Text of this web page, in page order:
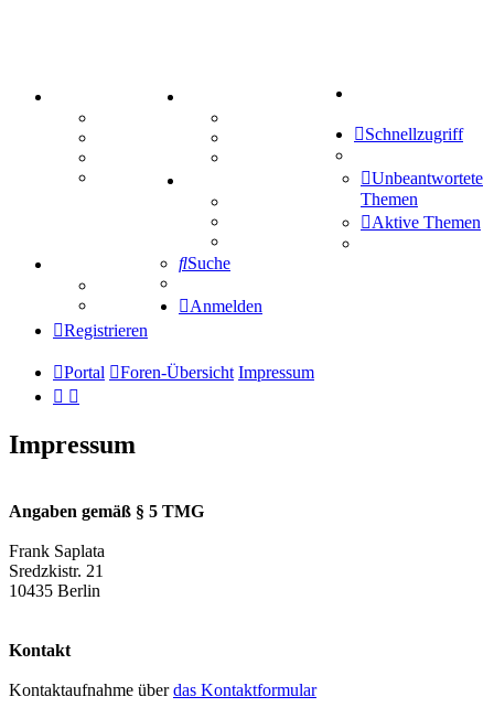
Mastodon
Treffenübersicht
Zitatesammlung
Schiffe versenken
Tipprunde
Comunio
Schnellzugriff
Unbeantwortete
Themen
Aktive Themen
Suche
Anmelden
Registrieren
Portal Foren-Übersicht Impressum
Impressum
Angaben gemäß § 5 TMG
Frank Saplata
Sredzkistr. 21
10435 Berlin
Kontakt
Kontaktaufnahme überdas Kontaktformular